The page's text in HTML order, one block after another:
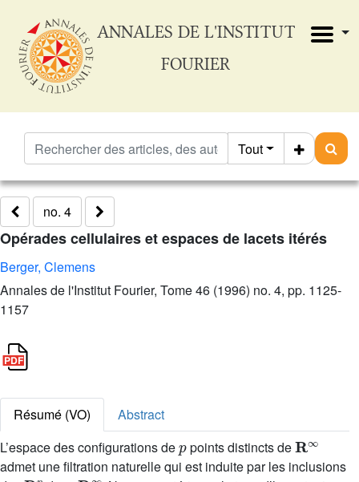
ANNALES DE L'INSTITUT
FOURIER
Tout
no. 4
Opérades cellulaires et espaces de lacets itérés
Berger, Clemens
Annales de l'Institut Fourier, Tome 46 (1996) no. 4, pp. 1125-
1157
Résumé (VO)
Abstract
L’espace des configurations de
p
points distincts de
R∞
admet une filtration naturelle qui est induite par les inclusions
Rn R∞